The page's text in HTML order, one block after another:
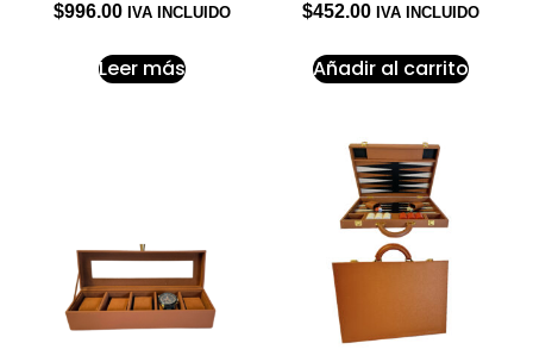
$996.00 IVA INCLUIDO
Leer más
$452.00 IVA INCLUIDO
Añadir al carrito